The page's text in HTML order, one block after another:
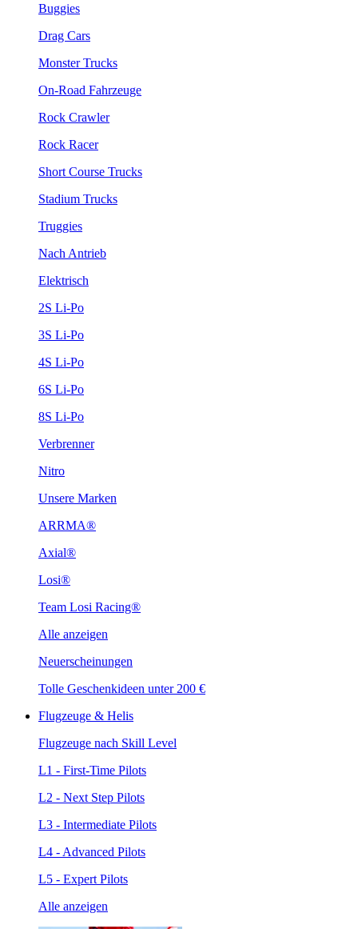
Buggies
Drag Cars
Monster Trucks
On-Road Fahrzeuge
Rock Crawler
Rock Racer
Short Course Trucks
Stadium Trucks
Truggies
Nach Antrieb
Elektrisch
2S Li-Po
3S Li-Po
4S Li-Po
6S Li-Po
8S Li-Po
Verbrenner
Nitro
Unsere Marken
ARRMA®
Axial®
Losi®
Team Losi Racing®
Alle anzeigen
Neuerscheinungen
Tolle Geschenkideen unter 200 €
Flugzeuge & Helis
Flugzeuge nach Skill Level
L1 - First-Time Pilots
L2 - Next Step Pilots
L3 - Intermediate Pilots
L4 - Advanced Pilots
L5 - Expert Pilots
Alle anzeigen